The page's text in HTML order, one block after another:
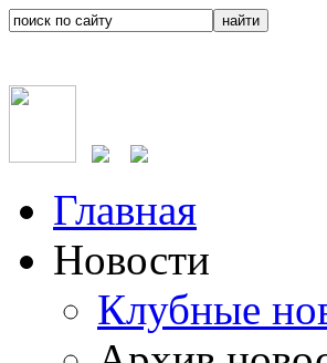
Главная
Новости
Клубные